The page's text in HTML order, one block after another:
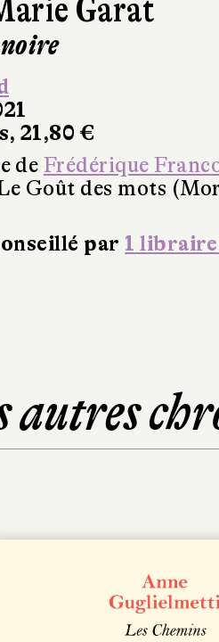
Garat
21,80 €
de Frédérique
Goût des mots
par 1
autres